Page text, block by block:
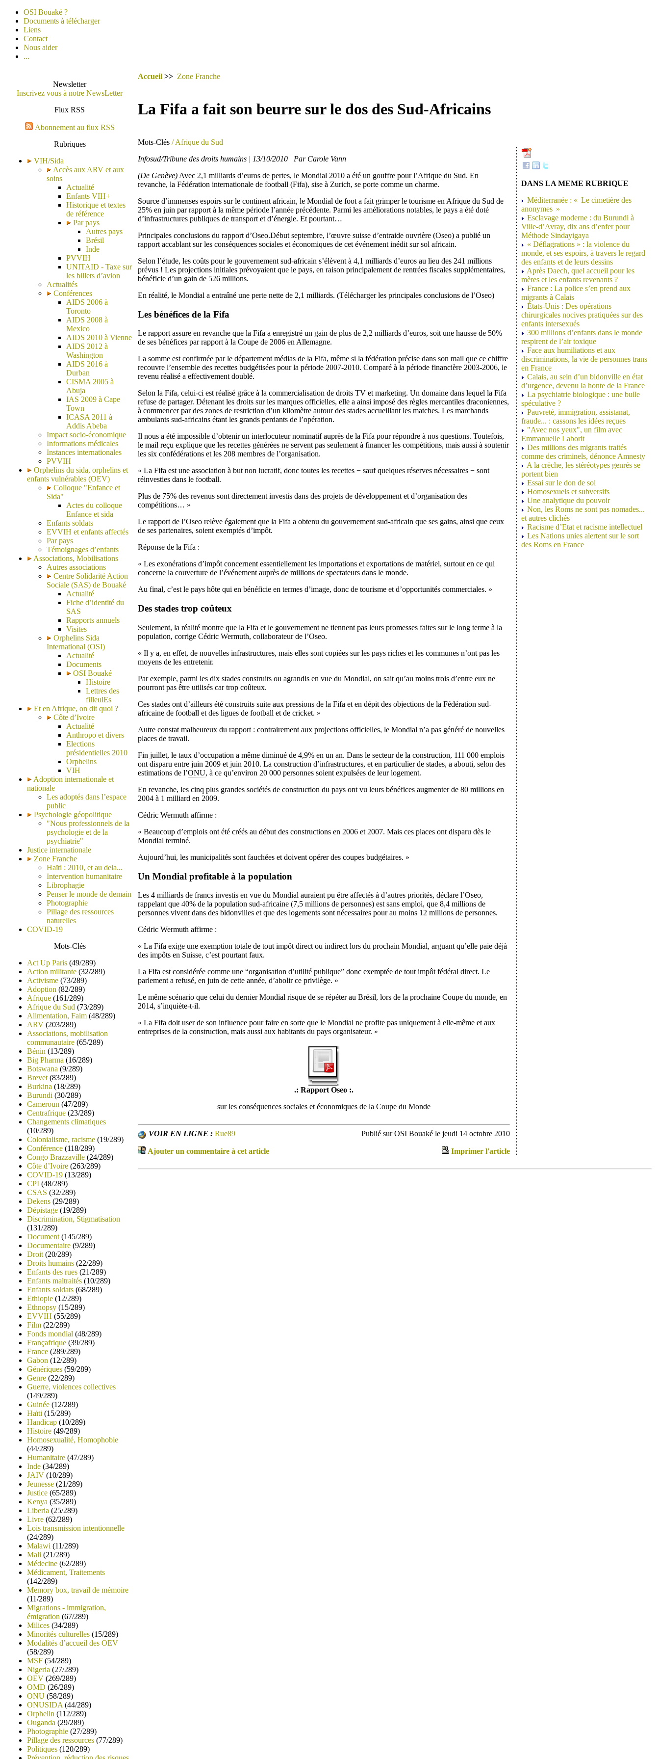
OSI Bouaké ?
Documents à télécharger
Liens
Contact
Nous aider
...
Newsletter
Inscrivez vous à notre NewsLetter
Flux RSS
Abonnement au flux RSS
Rubriques
VIH/Sida
Accès aux ARV et aux
soins
Actualité
Enfants VIH+
Historique et textes
de référence
Par pays
Autres pays
Brésil
Inde
PVVIH
UNITAID - Taxe sur
les billets d’avion
Actualités
Conférences
AIDS 2006 à
Toronto
AIDS 2008 à
Mexico
AIDS 2010 à Vienne
AIDS 2012 à
Washington
AIDS 2016 à
Durban
CISMA 2005 à
Abuja
IAS 2009 à Cape
Town
ICASA 2011 à
Addis Abeba
Impact socio-économique
Informations médicales
Instances internationales
PVVIH
Orphelins du sida, orphelins et
enfants vulnérables (OEV)
Colloque "Enfance et
Sida"
Actes du colloque
Enfance et sida
Enfants soldats
EVVIH et enfants affectés
Par pays
Témoignages d’enfants
Associations, Mobilisations
Autres associations
Centre Solidarité Action
Sociale (SAS) de Bouaké
Actualité
Fiche d’identité du
SAS
Rapports annuels
Visites
Orphelins Sida
International (OSI)
Actualité
Documents
OSI Bouaké
Histoire
Lettres des
filleulEs
Et en Afrique, on dit quoi ?
Côte d’Ivoire
Actualité
Anthropo et divers
Elections
présidentielles 2010
Orphelins
VIH
Adoption internationale et
nationale
Les adoptés dans l’espace
public
Psychologie géopolitique
"Nous professionnels de la
psychologie et de la
psychiatrie"
Justice internationale
Zone Franche
Haïti : 2010, et au dela...
Intervention humanitaire
Librophagie
Penser le monde de demain
Photographie
Pillage des ressources
naturelles
COVID-19
Mots-Clés
Act Up Paris (49/289)
Action militante (32/289)
Activisme (73/289)
Adoption (82/289)
Afrique (161/289)
Afrique du Sud (73/289)
Alimentation, Faim (48/289)
ARV (203/289)
Associations, mobilisation
communautaire (65/289)
Bénin (13/289)
Big Pharma (16/289)
Botswana (9/289)
Brevet (83/289)
Burkina (18/289)
Burundi (30/289)
Cameroun (47/289)
Centrafrique (23/289)
Changements climatiques
(10/289)
Colonialisme, racisme (19/289)
Conférence (118/289)
Congo Brazzaville (24/289)
Côte d’Ivoire (263/289)
COVID-19 (13/289)
CPI (48/289)
CSAS (32/289)
Dekens (29/289)
Dépistage (19/289)
Discrimination, Stigmatisation
(131/289)
Document (145/289)
Documentaire (9/289)
Droit (20/289)
Droits humains (22/289)
Enfants des rues (21/289)
Enfants maltraités (10/289)
Enfants soldats (68/289)
Ethiopie (12/289)
Ethnopsy (15/289)
EVVIH (55/289)
Film (22/289)
Fonds mondial (48/289)
Françafrique (39/289)
France (289/289)
Gabon (12/289)
Génériques (59/289)
Genre (22/289)
Guerre, violences collectives
(149/289)
Guinée (12/289)
Haïti (15/289)
Handicap (10/289)
Histoire (49/289)
Homosexualité, Homophobie
(44/289)
Humanitaire (47/289)
Inde (34/289)
JAIV (10/289)
Jeunesse (21/289)
Justice (65/289)
Kenya (35/289)
Liberia (25/289)
Livre (62/289)
Lois transmission intentionnelle
(24/289)
Malawi (11/289)
Mali (21/289)
Médecine (62/289)
Médicament, Traitements
(142/289)
Memory box, travail de mémoire
(11/289)
Migrations - immigration,
émigration (67/289)
Milices (34/289)
Minorités culturelles (15/289)
Modalités d’accueil des OEV
(58/289)
MSF (54/289)
Nigeria (27/289)
OEV (269/289)
OMD (26/289)
ONU (58/289)
ONUSIDA (44/289)
Orphelin (112/289)
Ouganda (29/289)
Photographie (27/289)
Pillage des ressources (77/289)
Politiques (120/289)
Accueil >> Zone Franche
La Fifa a fait son beurre sur le dos des Sud-Africains
Mots-Clés / Afrique du Sud
Infosud/Tribune des droits humains | 13/10/2010 | Par Carole Vann
(De Genève) Avec 2,1 milliards d’euros de pertes, le Mondial 2010 a été un gouffre pour l’Afrique du Sud. En
revanche, la Fédération internationale de football (Fifa), sise à Zurich, se porte comme un charme.
Source d’immenses espoirs sur le continent africain, le Mondial de foot a fait grimper le tourisme en Afrique du Sud de
25% en juin par rapport à la même période l’année précédente. Parmi les améliorations notables, le pays a été doté
d’infrastructures publiques de transport et d’énergie. Et pourtant…
Principales conclusions du rapport d’Oseo.Début septembre, l’œuvre suisse d’entraide ouvrière (Oseo) a publié un
rapport accablant sur les conséquences sociales et économiques de cet événement inédit sur sol africain.
Selon l’étude, les coûts pour le gouvernement sud-africain s’élèvent à 4,1 milliards d’euros au lieu des 241 millions
prévus ! Les projections initiales prévoyaient que le pays, en raison principalement de rentrées fiscales supplémentaires,
bénéficie d’un gain de 526 millions.
En réalité, le Mondial a entraîné une perte nette de 2,1 milliards. (Télécharger les principales conclusions de l’Oseo)
Les bénéfices de la Fifa
Le rapport assure en revanche que la Fifa a enregistré un gain de plus de 2,2 milliards d’euros, soit une hausse de 50%
de ses bénéfices par rapport à la Coupe de 2006 en Allemagne.
La somme est confirmée par le département médias de la Fifa, même si la fédération précise dans son mail que ce chiffre
recouvre l’ensemble des recettes budgétisées pour la période 2007-2010. Comparé à la période financière 2003-2006, le
revenu réalisé a effectivement doublé.
Selon la Fifa, celui-ci est réalisé grâce à la commercialisation de droits TV et marketing. Un domaine dans lequel la Fifa
refuse de partager. Détenant les droits sur les marques officielles, elle a ainsi imposé des règles mercantiles draconiennes,
à commencer par des zones de restriction d’un kilomètre autour des stades accueillant les matches. Les marchands
ambulants sud-africains étant les grands perdants de l’opération.
Il nous a été impossible d’obtenir un interlocuteur nominatif auprès de la Fifa pour répondre à nos questions. Toutefois,
le mail reçu explique que les recettes générées ne servent pas seulement à financer les compétitions, mais aussi à soutenir
les six confédérations et les 208 membres de l’organisation.
« La Fifa est une association à but non lucratif, donc toutes les recettes − sauf quelques réserves nécessaires − sont
réinvesties dans le football.
Plus de 75% des revenus sont directement investis dans des projets de développement et d’organisation des
compétitions… »
Le rapport de l’Oseo relève également que la Fifa a obtenu du gouvernement sud-africain que ses gains, ainsi que ceux
de ses partenaires, soient exemptés d’impôt.
Réponse de la Fifa :
« Les exonérations d’impôt concernent essentiellement les importations et exportations de matériel, surtout en ce qui
concerne la couverture de l’événement auprès de millions de spectateurs dans le monde.
Au final, c’est le pays hôte qui en bénéficie en termes d’image, donc de tourisme et d’opportunités commerciales. »
Des stades trop coûteux
Seulement, la réalité montre que la Fifa et le gouvernement ne tiennent pas leurs promesses faites sur le long terme à la
population, corrige Cédric Wermuth, collaborateur de l’Oseo.
« Il y a, en effet, de nouvelles infrastructures, mais elles sont copiées sur les pays riches et les communes n’ont pas les
moyens de les entretenir.
Par exemple, parmi les dix stades construits ou agrandis en vue du Mondial, on sait qu’au moins trois d’entre eux ne
pourront pas être utilisés car trop coûteux.
Ces stades ont d’ailleurs été construits suite aux pressions de la Fifa et en dépit des objections de la Fédération sud-
africaine de football et des ligues de football et de cricket. »
Autre constat malheureux du rapport : contrairement aux projections officielles, le Mondial n’a pas généré de nouvelles
places de travail.
Fin juillet, le taux d’occupation a même diminué de 4,9% en un an. Dans le secteur de la construction, 111 000 emplois
ont disparu entre juin 2009 et juin 2010. La construction d’infrastructures, et en particulier de stades, a abouti, selon des
estimations de l’ONU, à ce qu’environ 20 000 personnes soient expulsées de leur logement.
En revanche, les cinq plus grandes sociétés de construction du pays ont vu leurs bénéfices augmenter de 80 millions en
2004 à 1 milliard en 2009.
Cédric Wermuth affirme :
« Beaucoup d’emplois ont été créés au début des constructions en 2006 et 2007. Mais ces places ont disparu dès le
Mondial terminé.
Aujourd’hui, les municipalités sont fauchées et doivent opérer des coupes budgétaires. »
Un Mondial profitable à la population
Les 4 milliards de francs investis en vue du Mondial auraient pu être affectés à d’autres priorités, déclare l’Oseo,
rappelant que 40% de la population sud-africaine (7,5 millions de personnes) est sans emploi, que 8,4 millions de
personnes vivent dans des bidonvilles et que des logements sont nécessaires pour au moins 12 millions de personnes.
Cédric Wermuth affirme :
« La Fifa exige une exemption totale de tout impôt direct ou indirect lors du prochain Mondial, arguant qu’elle paie déjà
des impôts en Suisse, c’est pourtant faux.
La Fifa est considérée comme une “organisation d’utilité publique” donc exemptée de tout impôt fédéral direct. Le
parlement a refusé, en juin de cette année, d’abolir ce privilège. »
Le même scénario que celui du dernier Mondial risque de se répéter au Brésil, lors de la prochaine Coupe du monde, en
2014, s’inquiète-t-il.
« La Fifa doit user de son influence pour faire en sorte que le Mondial ne profite pas uniquement à elle-même et aux
entreprises de la construction, mais aussi aux habitants du pays organisateur. »
.: Rapport Oseo :.
sur les conséquences sociales et économiques de la Coupe du Monde
VOIR EN LIGNE : Rue89 Publié sur OSI Bouaké le jeudi 14 octobre 2010
Ajouter un commentaire à cet article Imprimer l'article
DANS LA MEME RUBRIQUE
Méditerranée : « Le cimetière des
anonymes »
Esclavage moderne : du Burundi à
Ville-d’Avray, dix ans d’enfer pour
Méthode Sindayigaya
« Déflagrations » : la violence du
monde, et ses espoirs, à travers le regard
des enfants et de leurs dessins
Après Daech, quel accueil pour les
mères et les enfants revenants ?
France : La police s’en prend aux
migrants à Calais
États-Unis : Des opérations
chirurgicales nocives pratiquées sur des
enfants intersexués
300 millions d’enfants dans le monde
respirent de l’air toxique
Face aux humiliations et aux
discriminations, la vie de personnes trans
en France
Calais, au sein d’un bidonville en état
d’urgence, devenu la honte de la France
La psychiatrie biologique : une bulle
spéculative ?
Pauvreté, immigration, assistanat,
fraude... : cassons les idées reçues
"Avec nos yeux", un film avec
Emmanuelle Laborit
Des millions des migrants traités
comme des criminels, dénonce Amnesty
A la crèche, les stéréotypes genrés se
portent bien
Essai sur le don de soi
Homosexuels et subversifs
Une analytique du pouvoir
Non, les Roms ne sont pas nomades...
et autres clichés
Racisme d’Etat et racisme intellectuel
Les Nations unies alertent sur le sort
des Roms en France